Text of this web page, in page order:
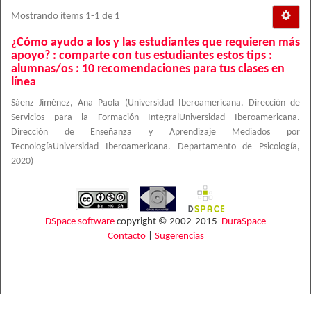
Mostrando ítems 1-1 de 1
¿Cómo ayudo a los y las estudiantes que requieren más
apoyo? : comparte con tus estudiantes estos tips :
alumnas/os : 10 recomendaciones para tus clases en
línea
Sáenz Jiménez, Ana Paola (Universidad Iberoamericana. Dirección de
Servicios para la Formación IntegralUniversidad Iberoamericana.
Dirección de Enseñanza y Aprendizaje Mediados por
TecnologíaUniversidad Iberoamericana. Departamento de Psicología,
2020)
DSpace software copyright © 2002-2015 DuraSpace
Contacto| Sugerencias